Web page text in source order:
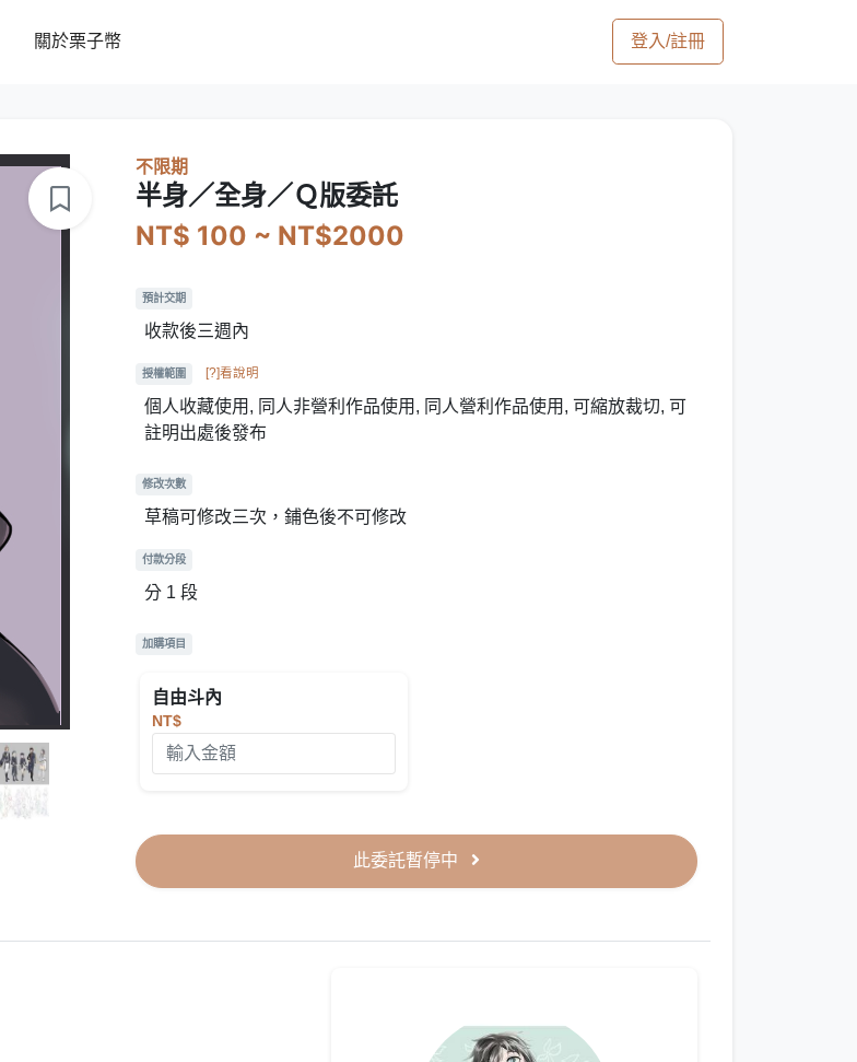
關於栗子幣 登入/註冊
不限期
半身／全身／Ｑ版委託
NT$ 100 ~ NT$2000
預計交期
收款後三週內
授權範圍 [?]看說明
個人收藏使用, 同人非營利作品使用, 同人營利作品使用, 可縮放裁切, 可
註明出處後發布
修改次數
草稿可修改三次，鋪色後不可修改
付款分段
分 1 段
加購項目
自由斗內
NT$
此委託暫停中